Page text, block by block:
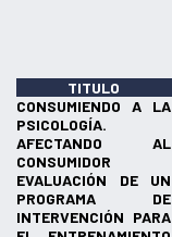
TITULO
CONSUMIENDO A LA
PSICOLOGÍA.
AFECTANDO AL
CONSUMIDOR
EVALUACIÓN DE UN
PROGRAMA DE
INTERVENCIÓN PARA